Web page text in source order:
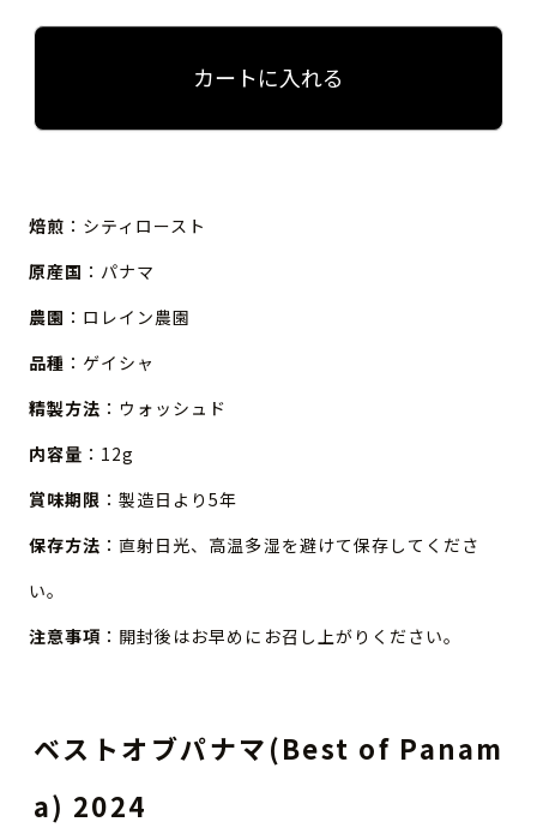
カートに入れる
焙煎 ：シティロースト
原産国 ：パナマ
農園 ：ロレイン農園
品種 ：ゲイシャ
精製方法 ：ウォッシュド
内容量 ：12g
賞味期限 ：製造日より5年
保存方法 ：直射日光、高温多湿を避けて保存してくださ
い。
注意事項 ：開封後はお早めにお召し上がりください。
ベストオブパナマ(Best of Panam
a) 2024